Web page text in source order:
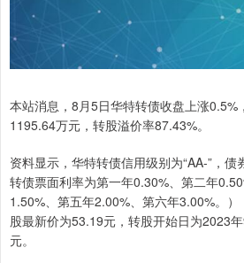
本站消息，8月5日华特转债收盘上涨
1195.64万元，转股溢价率87.43%。
资料显示，华特转债信用级别为“AA-”，
转债票面利率为第一年0.30%、第二年
1.50%、第五年2.00%、第六年3.00%。
股最新价为53.19元，转股开始日为2023
元。